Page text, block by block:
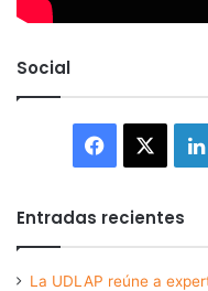
Social
Facebook
Entradas recientes
La UDLAP reúne a